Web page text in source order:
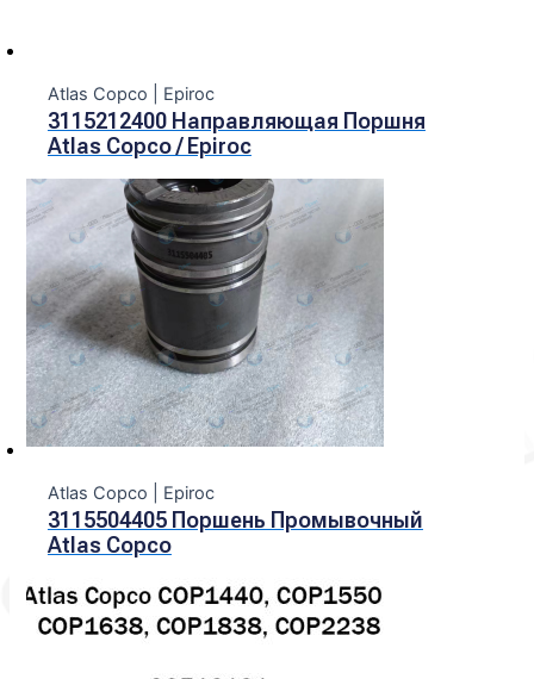
Atlas Copco | Epiroc
3115212400 Направляющая Поршня
Atlas Copco / Epiroc
Atlas Copco | Epiroc
3115504405 Поршень Промывочный
Atlas Copco